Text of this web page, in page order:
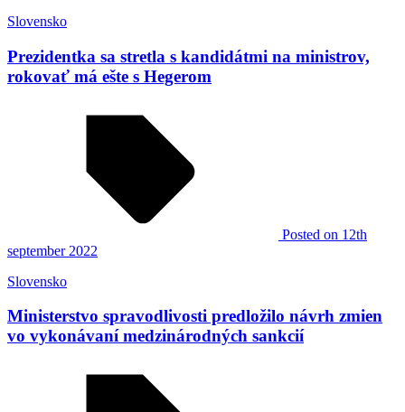
Slovensko
Prezidentka sa stretla s kandidátmi na ministrov,
rokovať má ešte s Hegerom
Posted on 12th
september 2022
Slovensko
Ministerstvo spravodlivosti predložilo návrh zmien
vo vykonávaní medzinárodných sankcií